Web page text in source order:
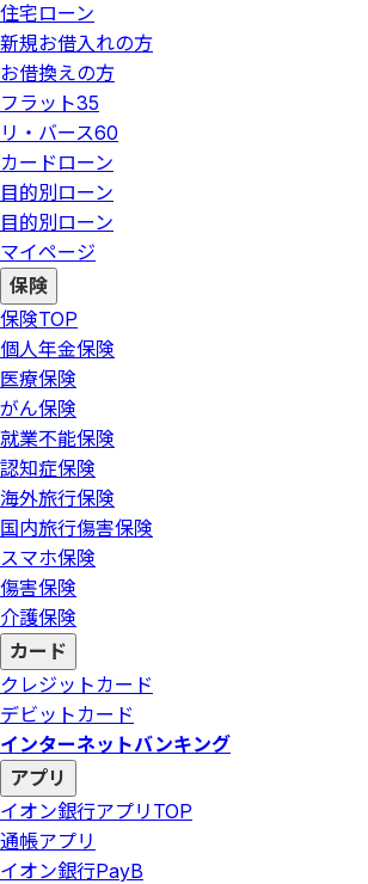
住宅ローン
新規お借入れの方
お借換えの方
フラット35
リ・バース60
カードローン
目的別ローン
目的別ローン
マイページ
保険
保険TOP
個人年金保険
医療保険
がん保険
就業不能保険
認知症保険
海外旅行保険
国内旅行傷害保険
スマホ保険
傷害保険
介護保険
カード
クレジットカード
デビットカード
インターネットバンキング
アプリ
イオン銀行アプリ TOP
通帳アプリ
イオン銀行PayB